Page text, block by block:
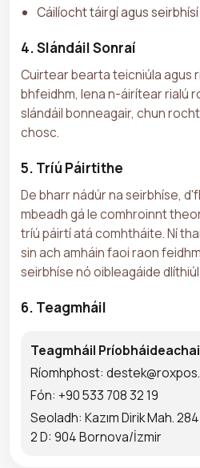
Cáilíocht táirgí agus
4. Slándáil Sonraí
Cuirtear bearta teicniúla agus
bhfeidhm, lena n-áirítear rialú
slándáil bonneagair, chun
chosc.
5. Tríú Páirtithe
De bharr nádúr na seirbhíse,
mbeadh gá le comhroinnt
tríú páirtí atá comhtháite. Ní
sin ach amháin faoi raon
seirbhíse nó oibleagáide
6. Teagmháil
Teagmháil
Ríomhphost:
Fón: +90 533 708 32 19
Seoladh: Kazım Dirik Mah.
2 D: 904 Bornova/İzmir